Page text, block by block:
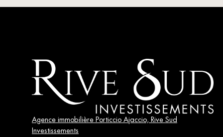
Agence immobilière Porticcio Ajaccio, Rive Sud
Investissements